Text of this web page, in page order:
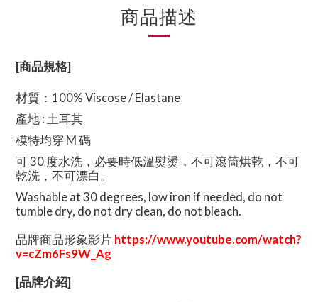
商品描述
[商品規格]
材質： 100% Viscose / Elastane
產地 : 土耳其
模特均穿 M 碼
可 30 度水洗，必要時低溫熨燙，不可滾筒烘乾，不可
乾洗，不可漂白。
Washable at 30 degrees, low iron if needed, do not
tumble dry, do not dry clean, do not bleach.
品牌商品形象影片https://www.youtube.com/watch?
v=cZm6Fs9W_Ag
[品牌介紹]